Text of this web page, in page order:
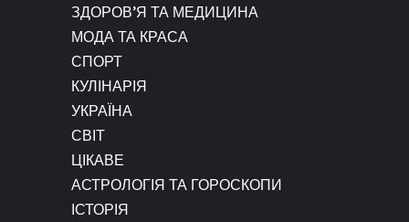
ЗДОРОВ’Я ТА МЕДИЦИНА
МОДА ТА КРАСА
СПОРТ
КУЛІНАРІЯ
УКРАЇНА
СВІТ
ЦІКАВЕ
АСТРОЛОГІЯ ТА ГОРОСКОПИ
ІСТОРІЯ